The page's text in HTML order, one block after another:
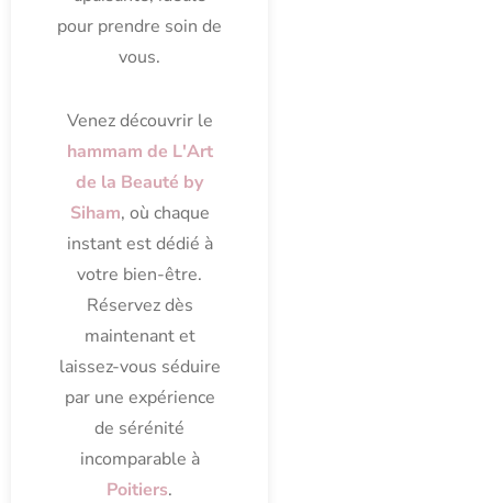
pour prendre soin de
vous.
Venez découvrir le
hammam de L'Art
de la Beauté by
Siham, où chaque
instant est dédié à
votre bien-être.
Réservez dès
maintenant et
laissez-vous séduire
par une expérience
de sérénité
incomparable à
Poitiers.